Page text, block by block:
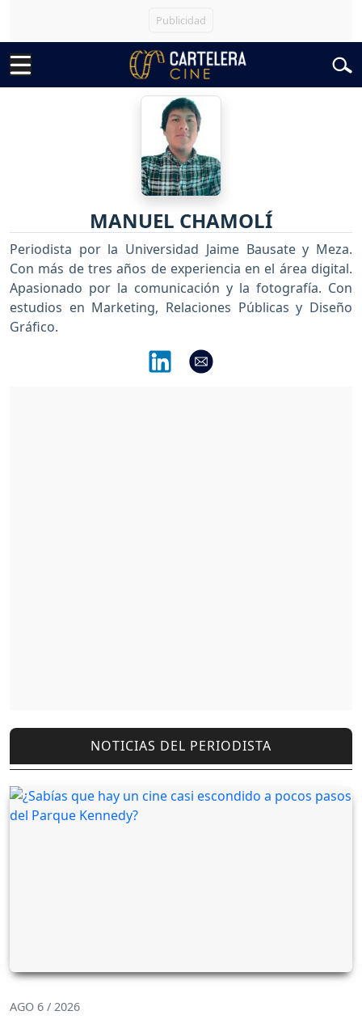
MANUEL CHAMOLÍ
Periodista por la Universidad Jaime Bausate y Meza.
Con más de tres años de experiencia en el área digital.
Apasionado por la comunicación y la fotografía. Con
estudios en Marketing, Relaciones Públicas y Diseño
Gráfico.
NOTICIAS DEL PERIODISTA
AGO 6 / 2026